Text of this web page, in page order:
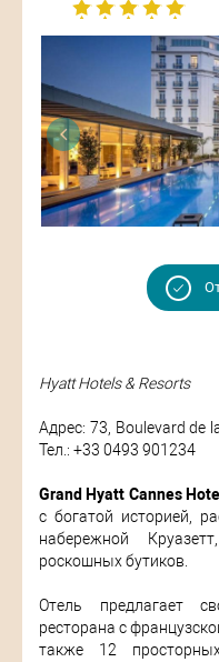
Hyatt Hotels & Resorts
Адрес: 73, Boulevard de
Тел.: +33 0493 901234
Grand Hyatt Cannes
с богатой историей,
набережной
роскошных бутиков.
Отель предлагает
ресторана с
также 12